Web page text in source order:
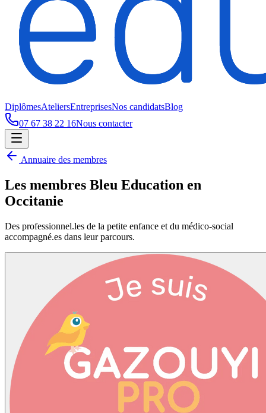
DiplômesAteliersEntreprisesNos candidatsBlog
07 67 38 22 16Nous contacter
Annuaire des membres
Les membres Bleu Education en
Occitanie
Des professionnel.les de la petite enfance et du médico-social
accompagné.es dans leur parcours.